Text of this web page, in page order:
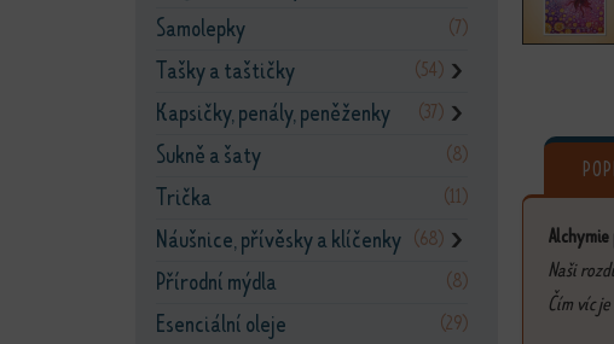
Samolepky (7)
Tašky a taštičky (54) ❯
Kapsičky, penály, peněženky (37) ❯
Sukně a šaty (8)
Trička (11)
Náušnice, přívěsky a klíčenky (68) ❯
Přírodní mýdla (8)
Esenciální oleje (29)
Naši
Čím víc